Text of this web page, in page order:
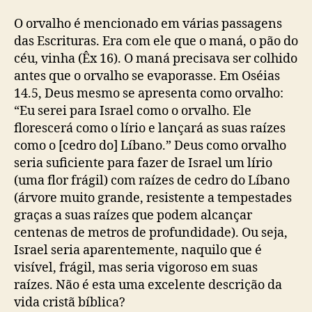
O orvalho é mencionado em várias passagens
das Escrituras. Era com ele que o maná, o pão do
céu, vinha (Êx 16). O maná precisava ser colhido
antes que o orvalho se evaporasse. Em Oséias
14.5, Deus mesmo se apresenta como orvalho:
“Eu serei para Israel como o orvalho. Ele
florescerá como o lírio e lançará as suas raízes
como o [cedro do] Líbano.” Deus como orvalho
seria suficiente para fazer de Israel um lírio
(uma flor frágil) com raízes de cedro do Líbano
(árvore muito grande, resistente a tempestades
graças a suas raízes que podem alcançar
centenas de metros de profundidade). Ou seja,
Israel seria aparentemente, naquilo que é
visível, frágil, mas seria vigoroso em suas
raízes. Não é esta uma excelente descrição da
vida cristã bíblica?